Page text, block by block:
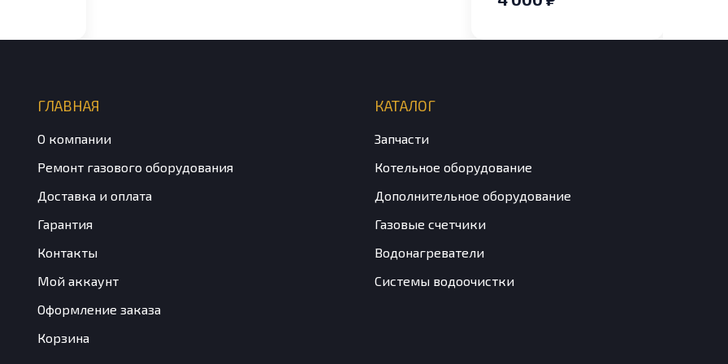
ГЛАВНАЯ
О компании
Ремонт газового оборудования
Доставка и оплата
Гарантия
Контакты
Мой аккаунт
Оформление заказа
Корзина
КАТАЛОГ
Запчасти
Котельное оборудование
Дополнительное оборудование
Газовые счетчики
Водонагреватели
Системы водоочистки